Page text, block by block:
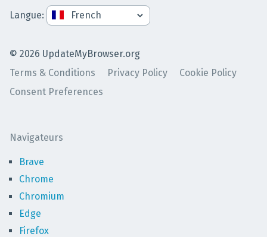
© 2026 UpdateMyBrowser.org
Terms & Conditions
Privacy Policy
Cookie Policy
Consent Preferences
Langue:
Navigateurs
Brave
Chrome
Chromium
Edge
Firefox